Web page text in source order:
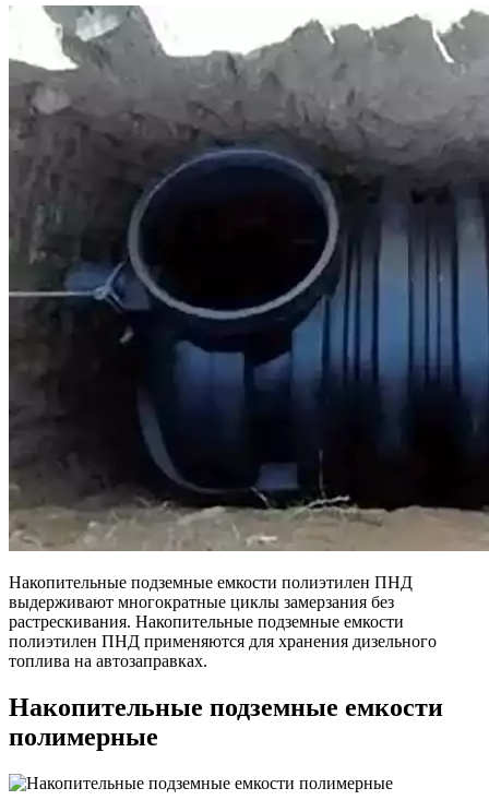
Накопительные подземные емкости полиэтилен ПНД
выдерживают многократные циклы замерзания без
растрескивания. Накопительные подземные емкости
полиэтилен ПНД применяются для хранения дизельного
топлива на автозаправках.
Накопительные подземные емкости
полимерные